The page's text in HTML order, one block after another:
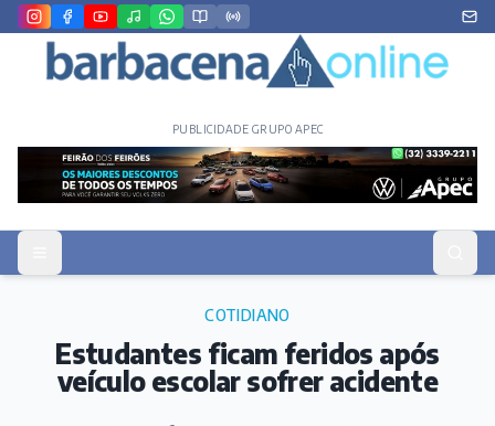
PUBLICIDADE GRUPO APEC
COTIDIANO
Estudantes ficam feridos após
veículo escolar sofrer acidente